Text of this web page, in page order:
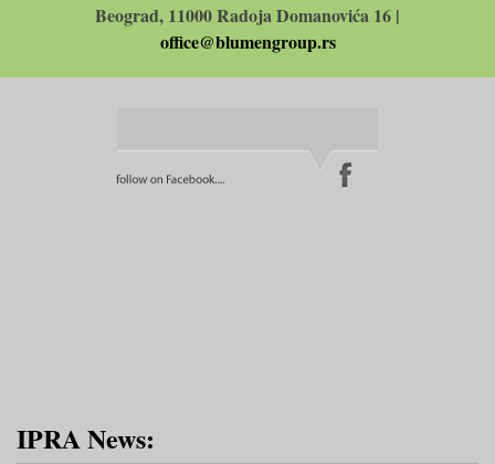
Beograd, 11000 Radoja Domanovića 16 |
office@blumengroup.rs
IPRA News: